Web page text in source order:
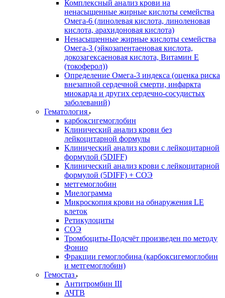
Комплексный анализ крови на
ненасыщенные жирные кислоты семейства
Омега-6 (линолевая кислота, линоленовая
кислота, арахидоновая кислота)
Ненасыщенные жирные кислоты семейства
Омега-3 (эйкозапентаеновая кислота,
докозагексаеновая кислота, Витамин E
(токоферол))
Определение Омега-3 индекса (оценка риска
внезапной сердечной смерти, инфаркта
миокарда и других сердечно-сосудистых
заболеваний)
Гематология
карбоксигемоглобин
Клинический анализ крови без
лейкоцитарной формулы
Клинический анализ крови с лейкоцитарной
формулой (5DIFF)
Клинический анализ крови с лейкоцитарной
формулой (5DIFF) + СОЭ
метгемоглобин
Миелограмма
Микроскопия крови на обнаружения LE
клеток
Ретикулоциты
СОЭ
Тромбоциты-Подсчёт произведен по методу
Фонио
Фракции гемоглобина (карбоксигемоглобин
и метгемоглобин)
Гемостаз
Антитромбин III
АЧТВ